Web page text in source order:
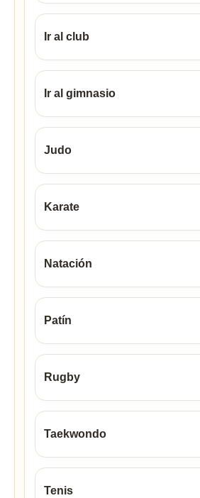
Ir al club
Ir al gimnasio
Judo
Karate
Natación
Patín
Rugby
Taekwondo
Tenis